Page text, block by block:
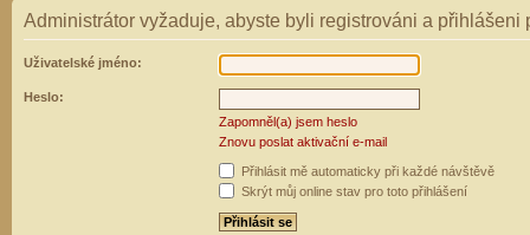
Administrátor vyžaduje, abyste byli registrováni a přihlášeni
Uživatelské jméno:
Heslo:
Zapomněl(a) jsem heslo
Znovu poslat aktivační e-mail
Přihlásit mě automaticky při každé návštěvě
Skrýt můj online stav pro toto přihlášení